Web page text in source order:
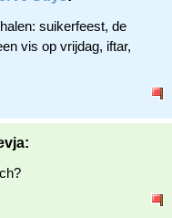
suikerfeest, de
vis op vrijdag, iftar,